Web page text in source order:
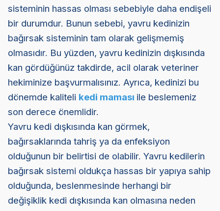
sisteminin hassas olması sebebiyle daha endişeli
bir durumdur. Bunun sebebi, yavru kedinizin
bağırsak sisteminin tam olarak gelişmemiş
olmasıdır. Bu yüzden, yavru kedinizin dışkısında
kan gördüğünüz takdirde, acil olarak veteriner
hekiminize başvurmalısınız. Ayrıca, kedinizi bu
dönemde kaliteli kedi maması ile beslemeniz
son derece önemlidir.
Yavru kedi dışkısında kan görmek,
bağırsaklarında tahriş ya da enfeksiyon
olduğunun bir belirtisi de olabilir. Yavru kedilerin
bağırsak sistemi oldukça hassas bir yapıya sahip
olduğunda, beslenmesinde herhangi bir
değişiklik kedi dışkısında kan olmasına neden